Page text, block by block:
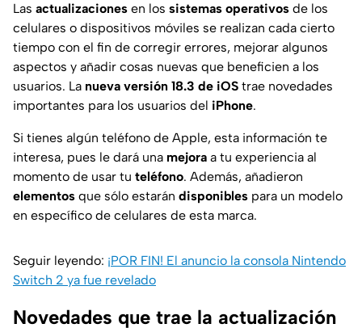
Las actualizaciones en los sistemas operativos de los
celulares o dispositivos móviles se realizan cada cierto
tiempo con el fin de corregir errores, mejorar algunos
aspectos y añadir cosas nuevas que beneficien a los
usuarios. La nueva versión 18.3 de iOS trae novedades
importantes para los usuarios del iPhone.
Si tienes algún teléfono de Apple, esta información te
interesa, pues le dará una mejora a tu experiencia al
momento de usar tu teléfono. Además, añadieron
elementos que sólo estarán disponibles para un modelo
en específico de celulares de esta marca.
Seguir leyendo: ¡POR FIN! El anuncio la consola Nintendo
Switch 2 ya fue revelado
Novedades que trae la actualización